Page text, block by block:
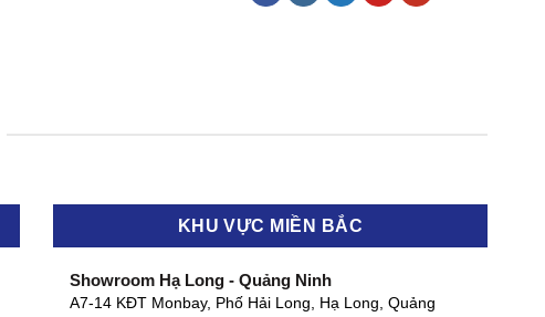
KHU VỰC MIỀN BẮC
Showroom Hạ Long - Quảng Ninh
A7-14 KĐT Monbay, Phố Hải Long, Hạ Long, Quảng